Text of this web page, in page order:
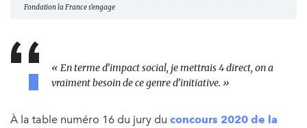
Fondation la France s’engage
« En terme d’impact social, je mettrais 4 direct, on a
vraiment besoin de ce genre d’initiative. »
À la table numéro 16 du jury du concours 2020 de la